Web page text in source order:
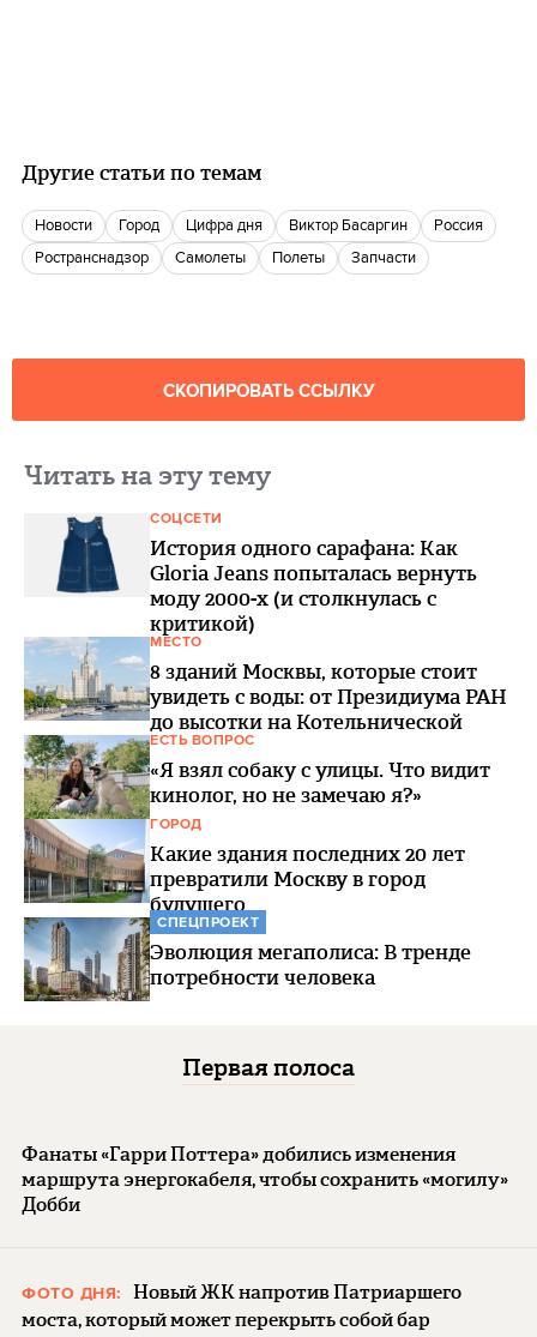
Другие статьи по темам
новости город цифра дня Виктор Басаргин
Россия
Ространснадзор
Самолеты Полеты запчасти
СКОПИРОВАТЬ ССЫЛКУ
Читать на эту тему
СОЦСЕТИ
История одного сарафана: Как
Gloria Jeans попыталась вернуть
моду 2000-х (и столкнулась с
критикой)
МЕСТО
8 зданий Москвы, которые стоит
увидеть с воды: от Президиума РАН
до высотки на Котельнической
ЕСТЬ ВОПРОС
«Я взял собаку с улицы. Что видит
кинолог, но не замечаю я?»
ГОРОД
Какие здания последних 20 лет
превратили Москву в город
будущего
СПЕЦПРОЕКТ
Эволюция мегаполиса: В тренде
потребности человека
Первая полоса
Фанаты «Гарри Поттера» добились изменения
маршрута энергокабеля, чтобы сохранить «могилу»
Добби
ФОТО ДНЯ:
Новый ЖК напротив Патриаршего
моста, который может перекрыть собой бар